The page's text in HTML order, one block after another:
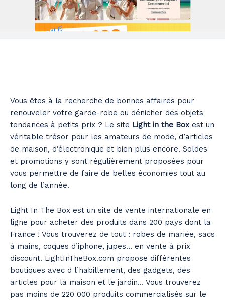
Vous êtes à la recherche de bonnes affaires pour
renouveler votre garde-robe ou dénicher des objets
tendances à petits prix ? Le site Light in the Box est un
véritable trésor pour les amateurs de mode, d’articles
de maison, d’électronique et bien plus encore. Soldes
et promotions y sont régulièrement proposées pour
vous permettre de faire de belles économies tout au
long de l’année.
Light In The Box est un site de vente internationale en
ligne pour acheter des produits dans 200 pays dont la
France ! Vous trouverez de tout : robes de mariée, sacs
à mains, coques d’iphone, jupes… en vente à prix
discount. LightInTheBox.com propose différentes
boutiques avec d l’habillement, des gadgets, des
articles pour la maison et le jardin… Vous trouverez
pas moins de 220 000 produits commercialisés sur le